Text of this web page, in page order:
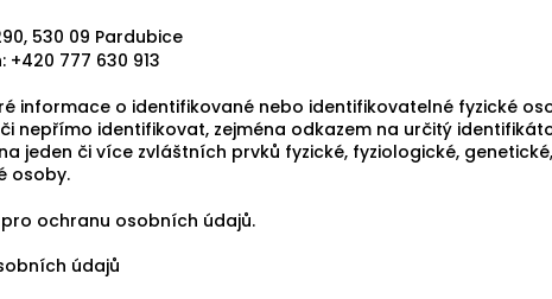
530 09 Pardubice
+420 777 630 913
informace o identifikované nebo identifikovatelné fyzické
nepřímo identifikovat, zejména odkazem na určitý
jeden či více zvláštních prvků fyzické, fyziologické,
osoby.
ochranu osobních údajů.
údajů